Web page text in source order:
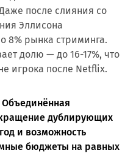
после слияния со
Эллисона
8% рынка стриминга.
долю — до 16-17%, что
игрока после Netflix.
дублирующих
и возможность
бюджеты на равных